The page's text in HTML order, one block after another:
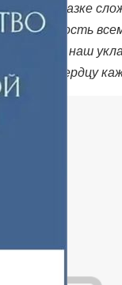
Всё как в сказке
Только радость
Поменяет наш
Ключик к сердцу